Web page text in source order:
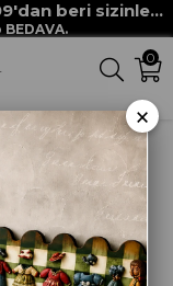
beri sizinle...
0
FLAT SHADER NO.1,25
×